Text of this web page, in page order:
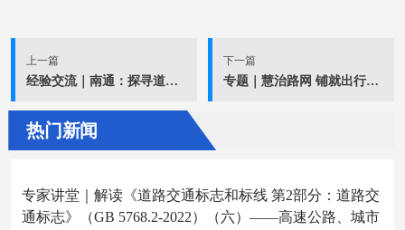
上一篇
经验交流｜南通：探寻道路隐患治理的“攻坚密码”
下一篇
专题｜慧治路网 铺就出行坦途
热门新闻
专家讲堂｜解读《道路交通标志和标线 第2部分：道路交
通标志》（GB 5768.2-2022）（六）——高速公路、城市